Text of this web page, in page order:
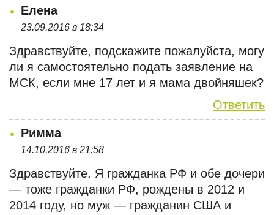
Елена
23.09.2016 в 18:34
Здравствуйте, подскажите пожалуйста, могу
ли я самостоятельно подать заявление на
МСК, если мне 17 лет и я мама двойняшек?
Ответить
Римма
14.10.2016 в 21:58
Здравствуйте. Я гражданка РФ и обе дочери
— тоже гражданки РФ, рождены в 2012 и
2014 году, но муж — гражданин США и